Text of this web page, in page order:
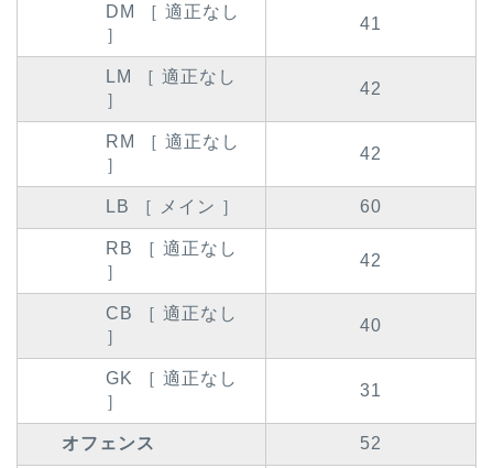
DM ［ 適正なし
］
41
LM ［ 適正なし
］
42
RM ［ 適正なし
］
42
LB ［ メイン ］ 60
RB ［ 適正なし
］
42
CB ［ 適正なし
］
40
GK ［ 適正なし
］
31
オフェンス 52